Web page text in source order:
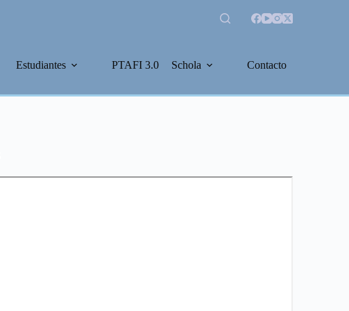
Estudiantes PTAFI 3.0 Schola Contacto